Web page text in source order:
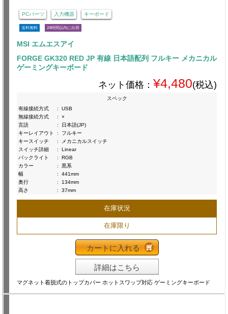
PCパーツ 入力機器 キーボード
送料無料 24時間以内に出荷
MSI エムエスアイ
FORGE GK320 RED JP 有線 日本語配列 フルキー メカニカル
ゲーミングキーボード
ネット価格： ¥4,480(税込)
スペック
有線接続方式
:
USB
無線接続方式
:
×
言語
:
日本語(JP)
キーレイアウト
:
フルキー
キースイッチ
:
メカニカルスイッチ
スイッチ詳細
:
Linear
バックライト
:
RGB
カラー
:
黒系
幅
:
441mm
奥行
:
134mm
高さ
: 37mm
在庫状況
在庫限り
カートに入れる
詳細はこちら
マグネット着脱式のトップカバー ホットスワップ対応 ゲーミングキーボード